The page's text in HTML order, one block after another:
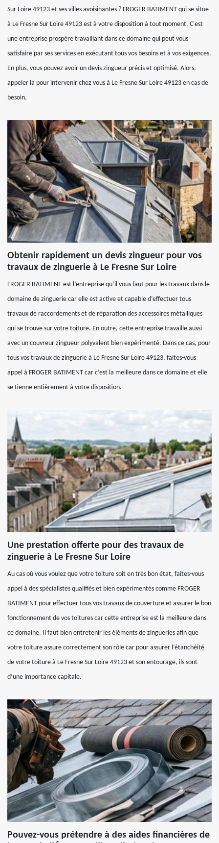
Sur Loire 49123 et ses villes avoisinantes ? FROGER BATIMENT qui se situe
à Le Fresne Sur Loire 49123 est à votre disposition à tout moment. C'est
une entreprise prospère travaillant dans ce domaine qui peut vous
satisfaire par ses services en exécutant tous vos besoins et à vos exigences.
En plus, vous pouvez avoir un devis zingueur précis et optimisé. Alors,
appeler la pour intervenir chez vous à Le Fresne Sur Loire 49123 en cas de
besoin.
Obtenir rapidement un devis zingueur pour vos
travaux de zinguerie à Le Fresne Sur Loire
FROGER BATIMENT est l’entreprise qu’il vous faut pour les travaux dans le
domaine de zinguerie car elle est active et capable d’effectuer tous
travaux de raccordements et de réparation des accessoires métalliques
qui se trouve sur votre toiture. En outre, cette entreprise travaille aussi
avec un couvreur zingueur polyvalent bien expérimenté. Dans ce cas, pour
tous vos travaux de zinguerie à Le Fresne Sur Loire 49123, faites-vous
appel à FROGER BATIMENT car c’est la meilleure dans ce domaine et elle
se tienne entièrement à votre disposition.
Une prestation offerte pour des travaux de
zinguerie à Le Fresne Sur Loire
Au cas où vous voulez que votre toiture soit en très bon état, faites-vous
appel à des spécialistes qualifiés et bien expérimentés comme FROGER
BATIMENT pour effectuer tous vos travaux de couverture et assurer le bon
fonctionnement de vos toitures car cette entreprise est la meilleure dans
ce domaine. Il faut bien entretenir les éléments de zingueries afin que
votre toiture assure correctement son rôle car pour assurer l’étanchéité
de votre toiture à Le Fresne Sur Loire 49123 et son entourage, ils sont
d’une importance capitale.
Pouvez-vous prétendre à des aides financières de